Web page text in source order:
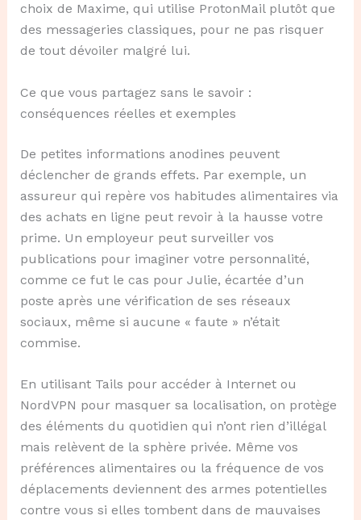
choix de Maxime, qui utilise ProtonMail plutôt que
des messageries classiques, pour ne pas risquer
de tout dévoiler malgré lui.
Ce que vous partagez sans le savoir :
conséquences réelles et exemples
De petites informations anodines peuvent
déclencher de grands effets. Par exemple, un
assureur qui repère vos habitudes alimentaires via
des achats en ligne peut revoir à la hausse votre
prime. Un employeur peut surveiller vos
publications pour imaginer votre personnalité,
comme ce fut le cas pour Julie, écartée d’un
poste après une vérification de ses réseaux
sociaux, même si aucune « faute » n’était
commise.
En utilisant Tails pour accéder à Internet ou
NordVPN pour masquer sa localisation, on protège
des éléments du quotidien qui n’ont rien d’illégal
mais relèvent de la sphère privée. Même vos
préférences alimentaires ou la fréquence de vos
déplacements deviennent des armes potentielles
contre vous si elles tombent dans de mauvaises